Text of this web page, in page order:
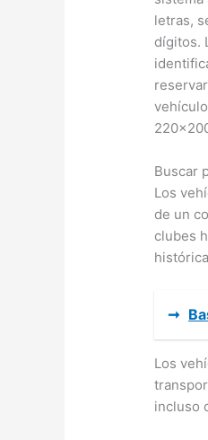
letras,
dígitos.
Buscar
Los
de un
clubes
➞
Los
incluso